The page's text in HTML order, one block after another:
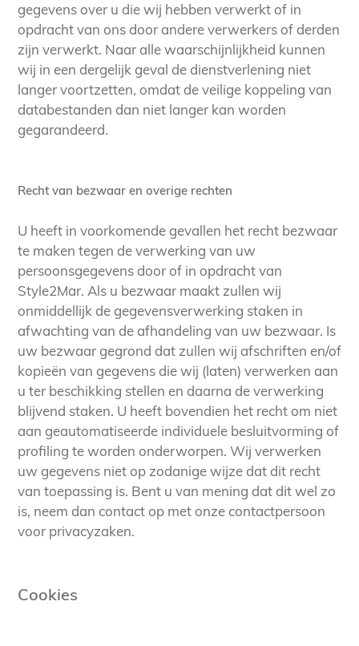
gegevens over u die wij hebben verwerkt of in
opdracht van ons door andere verwerkers of derden
zijn verwerkt. Naar alle waarschijnlijkheid kunnen
wij in een dergelijk geval de dienstverlening niet
langer voortzetten, omdat de veilige koppeling van
databestanden dan niet langer kan worden
gegarandeerd.
Recht van bezwaar en overige rechten
U heeft in voorkomende gevallen het recht bezwaar
te maken tegen de verwerking van uw
persoonsgegevens door of in opdracht van
Style2Mar. Als u bezwaar maakt zullen wij
onmiddellijk de gegevensverwerking staken in
afwachting van de afhandeling van uw bezwaar. Is
uw bezwaar gegrond dat zullen wij afschriften en/of
kopieën van gegevens die wij (laten) verwerken aan
u ter beschikking stellen en daarna de verwerking
blijvend staken. U heeft bovendien het recht om niet
aan geautomatiseerde individuele besluitvorming of
profiling te worden onderworpen. Wij verwerken
uw gegevens niet op zodanige wijze dat dit recht
van toepassing is. Bent u van mening dat dit wel zo
is, neem dan contact op met onze contactpersoon
voor privacyzaken.
Cookies